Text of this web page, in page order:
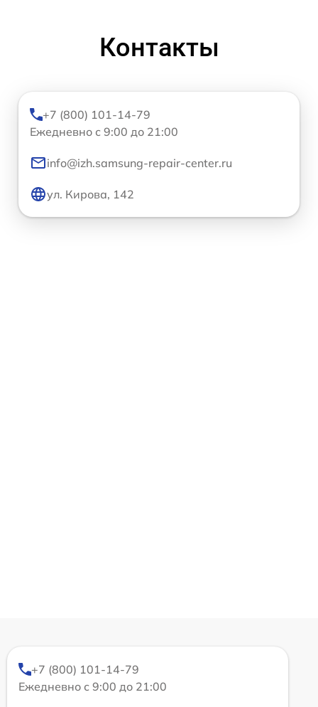
Контакты
+7 (800) 101-14-79
Ежедневно с 9:00 до 21:00
info@izh.samsung-repair-center.ru
ул. Кирова, 142
+7 (800) 101-14-79
Ежедневно с 9:00 до 21:00